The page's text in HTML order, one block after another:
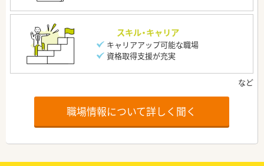
スキル・キャリア
キャリアアップ可能な職場
資格取得支援が充実
職場情報について詳しく聞く